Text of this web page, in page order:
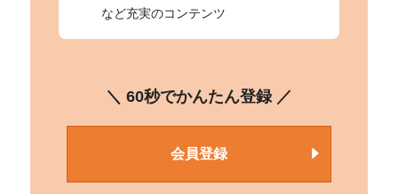
など充実のコンテンツ
＼ 60秒でかんたん登録 ／
会員登録